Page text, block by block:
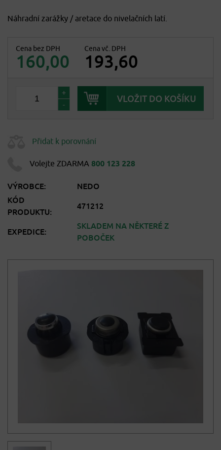
Náhradní zarážky / aretace do nivelačních latí.
Cena bez DPH
160,00
Cena vč. DPH
193,60
+
-
Přidat k porovnání
Volejte ZDARMA 800 123 228
VÝROBCE:
NEDO
KÓD
PRODUKTU:
471212
EXPEDICE:
SKLADEM NA NĚKTERÉ Z
POBOČEK